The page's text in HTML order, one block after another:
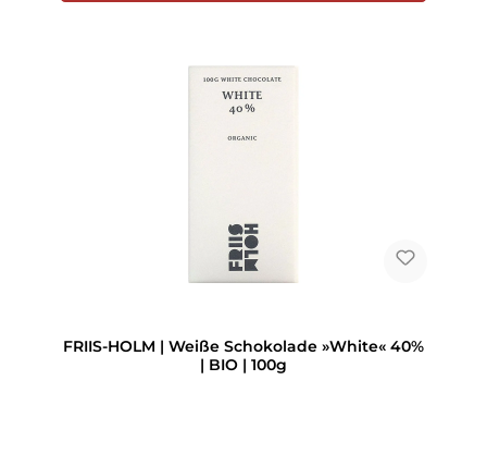
FRIIS-HOLM | Weiße Schokolade »White« 40%
| BIO | 100g